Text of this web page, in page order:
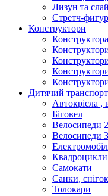
Лизун та
Стретч-
Конструктори
Дитячий транспорт
Автокрісла ,
Біговел
Велосипеди
Велосипеди
Самокати
Санки,
Толокари